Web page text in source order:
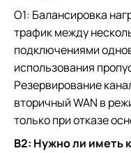
О1: Балансировка
трафик между
подключениями
использования
Резервирование
вторичный WAN в
только при отказе
В2: Нужно ли иметь